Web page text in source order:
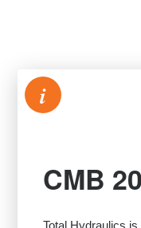
i
CMB
Total Hydraulics